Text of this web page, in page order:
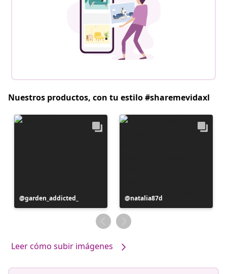
Nuestros productos, con tu estilo #sharemevidaxl
Publicación
realizada
garden_addicted_
Publicación
realizada
por
natalia87d
Leer cómo subir imágenes